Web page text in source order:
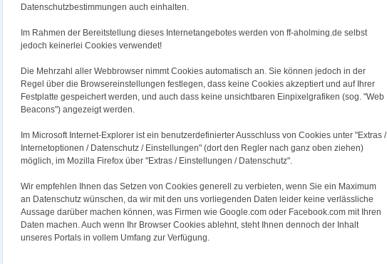
Datenschutzbestimmungen auch einhalten.
Im Rahmen der Bereitstellung dieses Internetangebotes werden von ff-aholming.de selbst
jedoch keinerlei Cookies verwendet!
Die Mehrzahl aller Webbrowser nimmt Cookies automatisch an. Sie können jedoch in der
Regel über die Browsereinstellungen festlegen, dass keine Cookies akzeptiert und auf Ihrer
Festplatte gespeichert werden, und auch dass keine unsichtbaren Einpixelgrafiken (sog. "Web
Beacons") angezeigt werden.
Im Microsoft Internet-Explorer ist ein benutzerdefinierter Ausschluss von Cookies unter "Extras /
Internetoptionen / Datenschutz / Einstellungen" (dort den Regler nach ganz oben ziehen)
möglich, im Mozilla Firefox über "Extras / Einstellungen / Datenschutz".
Wir empfehlen Ihnen das Setzen von Cookies generell zu verbieten, wenn Sie ein Maximum
an Datenschutz wünschen, da wir mit den uns vorliegenden Daten leider keine verlässliche
Aussage darüber machen können, was Firmen wie Google.com oder Facebook.com mit Ihren
Daten machen. Auch wenn Ihr Browser Cookies ablehnt, steht Ihnen dennoch der Inhalt
unseres Portals in vollem Umfang zur Verfügung.